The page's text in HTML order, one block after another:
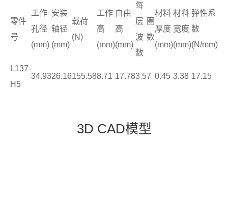
零件
号
工作
孔径
(mm)
安装
轴径
(mm)
载荷
(N)
工作
高
(mm)
自由
高
(mm)
每
层
波
数
圈
数
材料
厚度
(mm)
材料
宽度
(mm)
弹性系
数
(N/mm)
L137-
H5
34.9326.16155.588.71 17.783.57 0.45 3.38 17.15
3D CAD模型